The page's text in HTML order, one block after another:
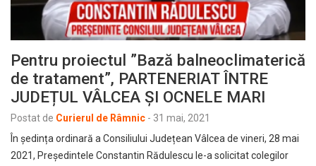
Pentru proiectul ”Bază balneoclimaterică
de tratament”, PARTENERIAT ÎNTRE
JUDEȚUL VÂLCEA ȘI OCNELE MARI
Postat de Curierul de Râmnic - 31 mai, 2021
În ședința ordinară a Consiliului Județean Vâlcea de vineri, 28 mai
2021, Președintele Constantin Rădulescu le-a solicitat colegilor